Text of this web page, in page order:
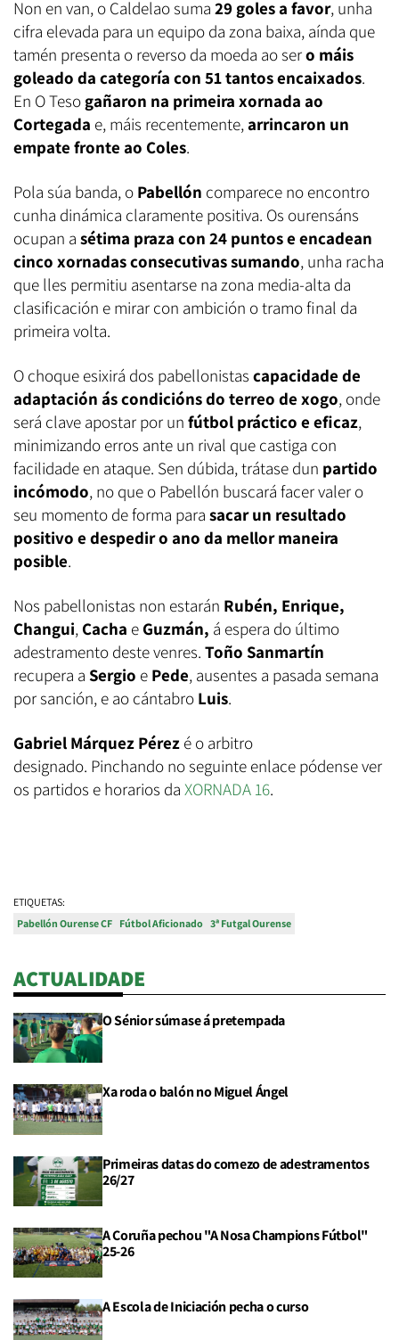
Non en van, o Caldelao suma 29 goles a favor, unha
cifra elevada para un equipo da zona baixa, aínda que
tamén presenta o reverso da moeda ao sero máis
goleado da categoría con 51 tantos encaixados.
En O Teso gañaron na primeira xornada ao
Cortegada e, máis recentemente,arrincaron un
empate fronte ao Coles.
Pola súa banda, o Pabellón comparece no encontro
cunha dinámica claramente positiva. Os ourensáns
ocupan a sétima praza con 24 puntos e encadean
cinco xornadas consecutivas sumando, unha racha
que lles permitiu asentarse na zona media-alta da
clasificación e mirar con ambición o tramo final da
primeira volta.
O choque esixirá dos pabellonistas capacidade de
adaptación ás condicións do terreo de xogo, onde
será clave apostar por un fútbol práctico e eficaz,
minimizando erros ante un rival que castiga con
facilidade en ataque. Sen dúbida, trátase dun partido
incómodo, no que o Pabellón buscará facer valer o
seu momento de forma para sacar un resultado
positivo e despedir o ano da mellor maneira
posible.
Nos pabellonistas non estarán Rubén, Enrique,
Changui, Cacha e Guzmán, á espera do último
adestramento deste venres. Toño Sanmartín
recupera a Sergio e Pede, ausentes a pasada semana
por sanción, e ao cántabro Luis.
Gabriel Márquez Pérez é o arbitro
designado. Pinchando no seguinte enlace pódense ver
os partidos e horarios da XORNADA 16.
ETIQUETAS:
Pabellón Ourense CF Fútbol Aficionado 3ª Futgal Ourense
ACTUALIDADE
O Sénior súmase á pretempada
Xa roda o balón no Miguel Ángel
Primeiras datas do comezo de adestramentos
26/27
A Coruña pechou "A Nosa Champions Fútbol"
25-26
A Escola de Iniciación pecha o curso